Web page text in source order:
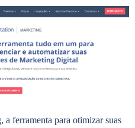
ferramenta para otimizar suas